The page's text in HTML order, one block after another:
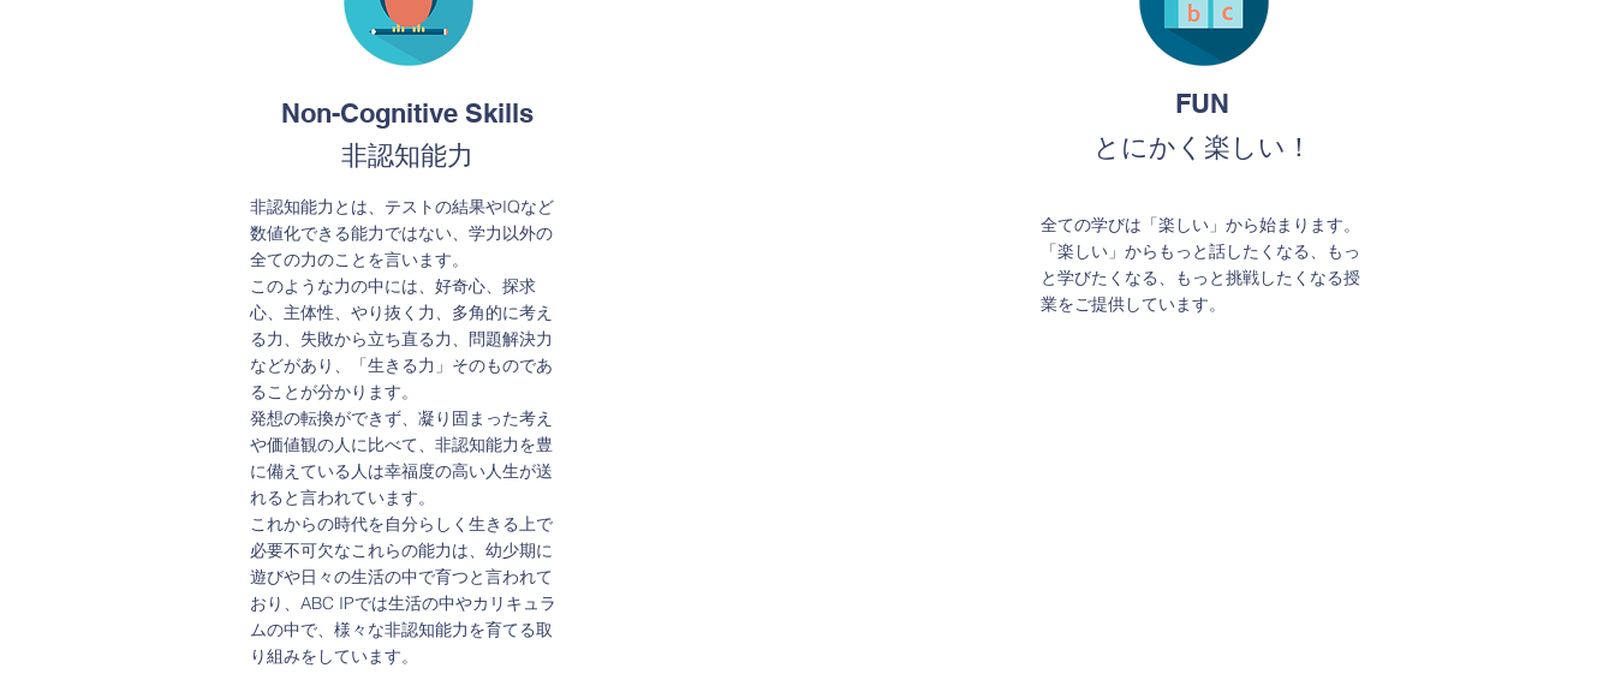
ABC IPでは4年間の早期英語教育により
英語の4技能である「聴く力」「話す
く伸ばしていきます。
「聴く力」と「話す力」は母語を習得す
るのと同じように、園での生活の中でス
「読む力」は一貫したフォニックスプロ
グラムと、楽しみながら行う多読によ
り、確かな実力をつけることができま
す。ABC IPの生徒は年長時に100%自立
した英語読者になれることを保証してい
ます。
「書く力」では子供達の自主性を大切に
しながら、丁寧に文字を書く練習と、書
くことで自分を表現する意欲を育ててい
きます。
全ての学びは「楽しい」から始まりま
す。「楽しい」からもっと話したくな
たくなる授業をご提供しています。
Non-Cognitive Skills
​非認知能力
非認知能力とは、テストの結果やIQなど
数値化できる能力ではない、学力以外の
全ての力のことを言います。
このような力の中には、好奇心、探求
心、主体性、やり抜く力、多角的に考え
る力、失敗から立ち直る力、問題解決力
などがあり、「生きる力」そのものであ
ることが分かります。
発想の転換ができず、凝り固まった考え
や価値観の人に比べて、非認知能力を豊
に備えている人は幸福度の高い人生が送
れると言われています。
これからの時代を自分らしく生きる上で
必要不可欠なこれらの能力は、幼少期に
遊びや日々の生活の中で育つと言われて
おり、ABC IPでは生活の中やカリキュラ
ムの中で、様々な非認知能力を育てる取
り組みをしています。
FUN
とにかく楽しい！
全ての学びは「楽しい」から始まります。
「楽しい」からもっと話したくなる、もっ
と学びたくなる、もっと挑戦したくなる授
業をご提供しています。